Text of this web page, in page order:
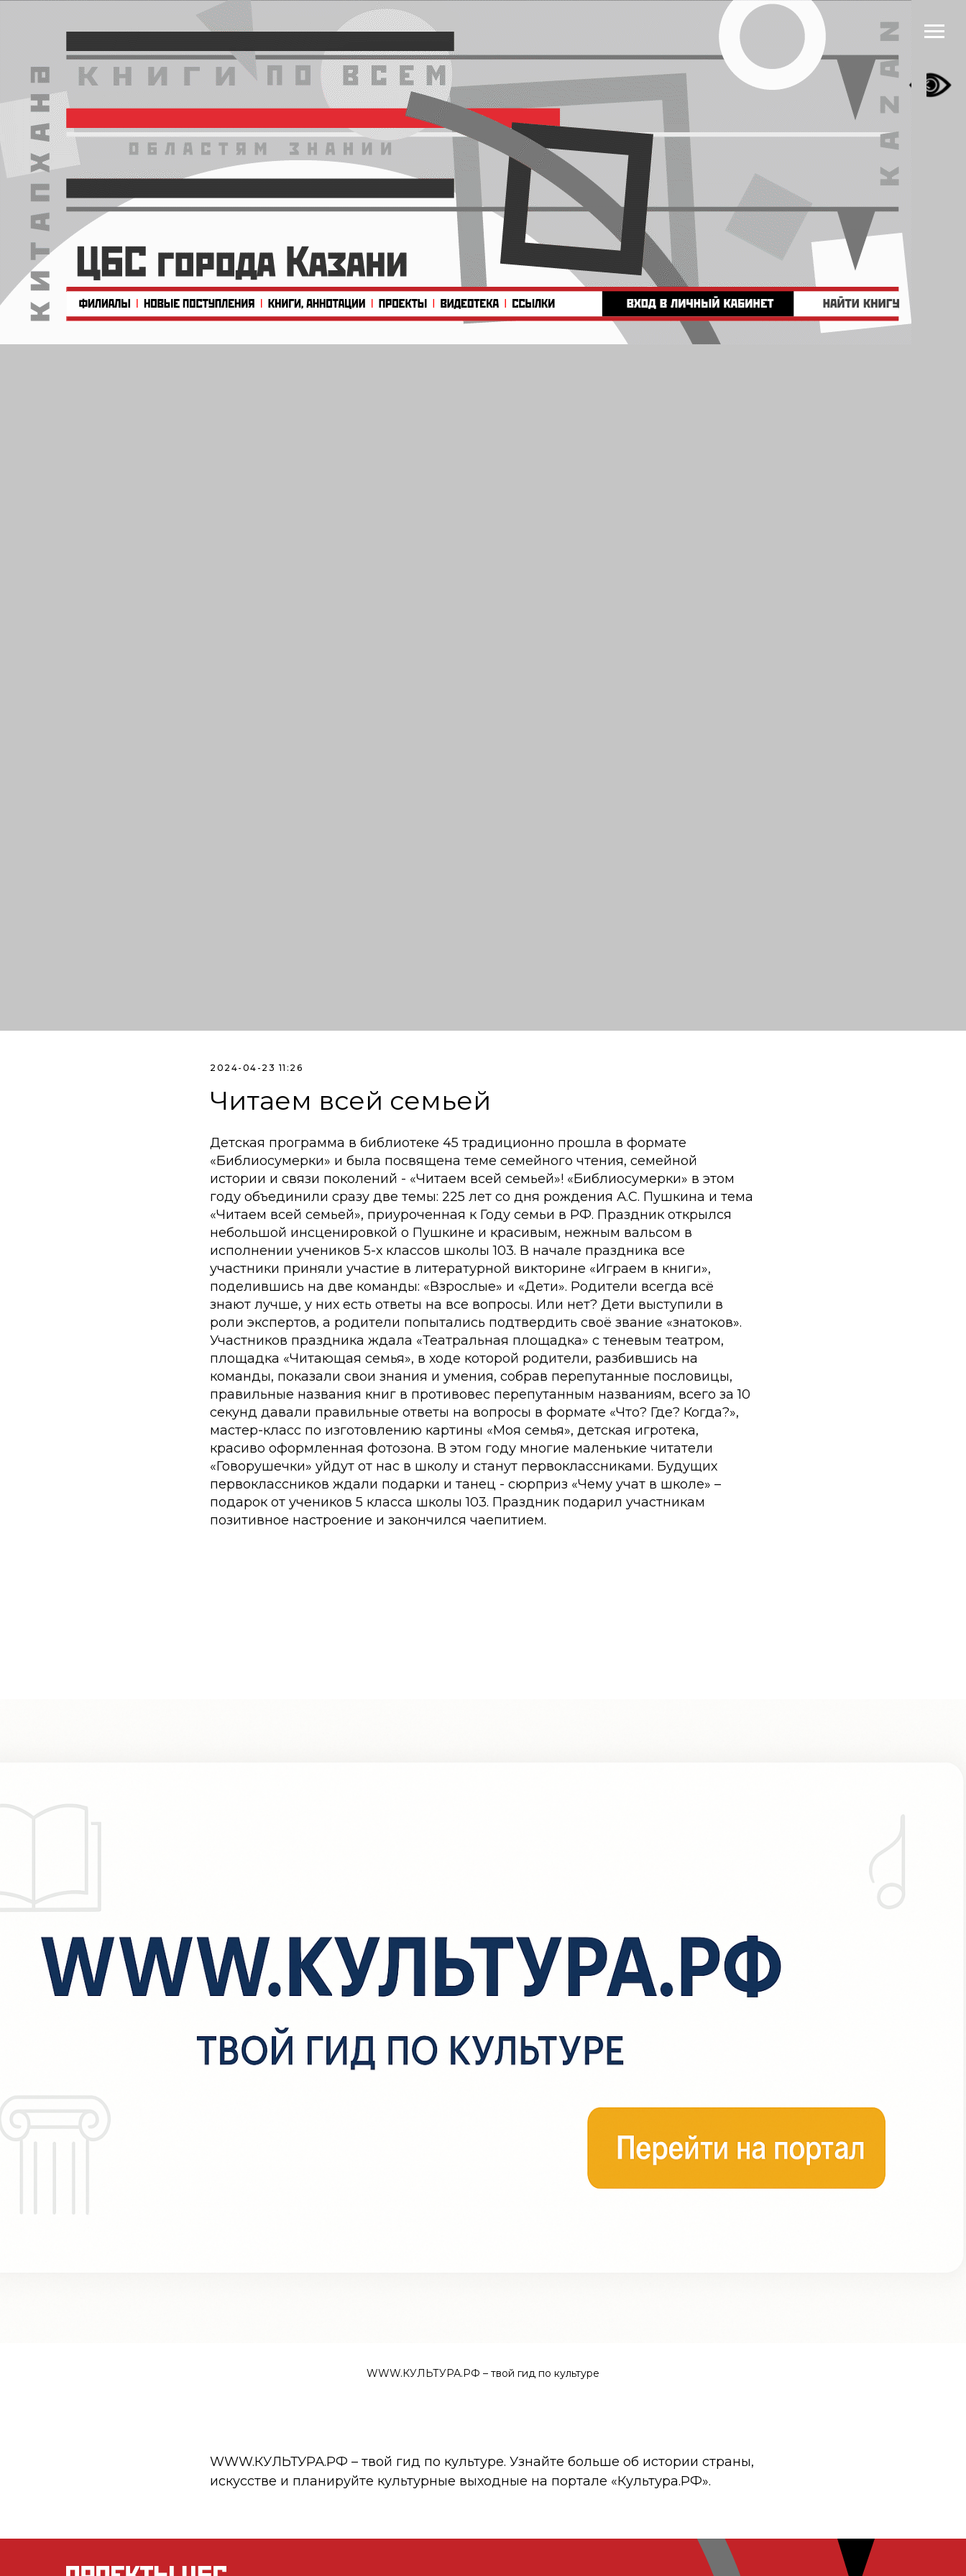
2024-04-23 11:26
Читаем всей семьей
Детская программа в библиотеке 45 традиционно прошла в формате
«Библиосумерки» и была посвящена теме семейного чтения, семейной
истории и связи поколений - «Читаем всей семьей»! «Библиосумерки» в этом
году объединили сразу две темы: 225 лет со дня рождения А.С. Пушкина и тема
«Читаем всей семьей», приуроченная к Году семьи в РФ. Праздник открылся
небольшой инсценировкой о Пушкине и красивым, нежным вальсом в
исполнении учеников 5-х классов школы 103. В начале праздника все
участники приняли участие в литературной викторине «Играем в книги»,
поделившись на две команды: «Взрослые» и «Дети». Родители всегда всё
знают лучше, у них есть ответы на все вопросы. Или нет? Дети выступили в
роли экспертов, а родители попытались подтвердить своё звание «знатоков».
Участников праздника ждала «Театральная площадка» с теневым театром,
площадка «Читающая семья», в ходе которой родители, разбившись на
команды, показали свои знания и умения, собрав перепутанные пословицы,
правильные названия книг в противовес перепутанным названиям, всего за 10
секунд давали правильные ответы на вопросы в формате «Что? Где? Когда?»,
мастер-класс по изготовлению картины «Моя семья», детская игротека,
красиво оформленная фотозона. В этом году многие маленькие читатели
«Говорушечки» уйдут от нас в школу и станут первоклассниками. Будущих
первоклассников ждали подарки и танец - сюрприз «Чему учат в школе» –
подарок от учеников 5 класса школы 103. Праздник подарил участникам
позитивное настроение и закончился чаепитием.
WWW.КУЛЬТУРА.РФ – твой гид по культуре
WWW.КУЛЬТУРА.РФ – твой гид по культуре. Узнайте больше об истории страны,
искусстве и планируйте культурные выходные на портале «Культура.РФ».